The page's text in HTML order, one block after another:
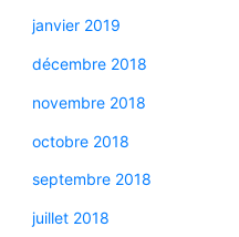
janvier 2019
décembre 2018
novembre 2018
octobre 2018
septembre 2018
juillet 2018